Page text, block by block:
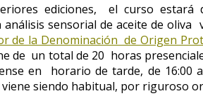
ediciones, el curso estará
análisis sensorial de aceite de oliva
de la Denominación de Origen
de un total de 20 horas
en horario de tarde, de 16:00
viene siendo habitual, por riguroso